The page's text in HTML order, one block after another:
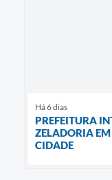
Há 6 dias
PREFEITURA
ZELADORIA EM
CIDADE